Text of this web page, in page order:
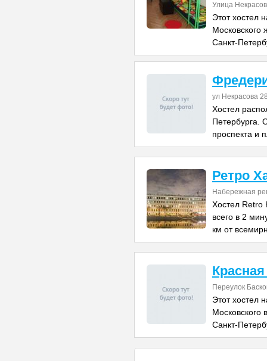
Улица
Этот хостел
Московского
Санкт-
ул Некрасова
Хостел
Петербурга.
проспекта и
Ретро
Набережная
Хостел Retro
всего в 2
км от
Переулок
Этот хостел
Московского
Санкт-